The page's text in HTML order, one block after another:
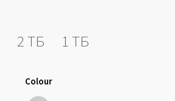
2 ТБ 1 ТБ
Colour